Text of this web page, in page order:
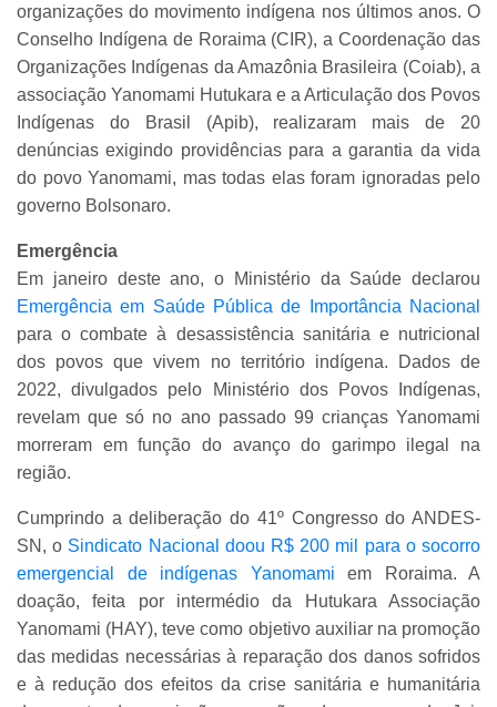
organizações do movimento indígena nos últimos anos. O
Conselho Indígena de Roraima (CIR), a Coordenação das
Organizações Indígenas da Amazônia Brasileira (Coiab), a
associação Yanomami Hutukara e a Articulação dos Povos
Indígenas do Brasil (Apib), realizaram mais de 20
denúncias exigindo providências para a garantia da vida
do povo Yanomami, mas todas elas foram ignoradas pelo
governo Bolsonaro.
Emergência
Em janeiro deste ano, o Ministério da Saúde declarou
Emergência em Saúde Pública de Importância Nacional
para o combate à desassistência sanitária e nutricional
dos povos que vivem no território indígena. Dados de
2022, divulgados pelo Ministério dos Povos Indígenas,
revelam que só no ano passado 99 crianças Yanomami
morreram em função do avanço do garimpo ilegal na
região.
Cumprindo a deliberação do 41º Congresso do ANDES-
SN, o Sindicato Nacional doou R$ 200 mil para o socorro
emergencial de indígenas Yanomami em Roraima. A
doação, feita por intermédio da Hutukara Associação
Yanomami (HAY), teve como objetivo auxiliar na promoção
das medidas necessárias à reparação dos danos sofridos
e à redução dos efeitos da crise sanitária e humanitária